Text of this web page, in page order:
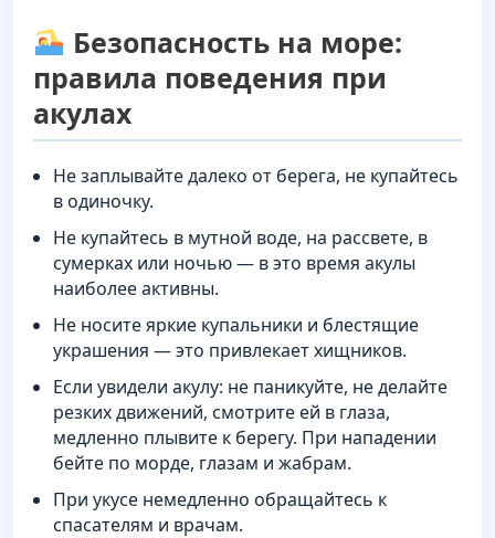
Безопасность на море:
правила поведения при
акулах
Не заплывайте далеко от берега, не купайтесь
в одиночку.
Не купайтесь в мутной воде, на рассвете, в
сумерках или ночью — в это время акулы
наиболее активны.
Не носите яркие купальники и блестящие
украшения — это привлекает хищников.
Если увидели акулу: не паникуйте, не делайте
резких движений, смотрите ей в глаза,
медленно плывите к берегу. При нападении
бейте по морде, глазам и жабрам.
При укусе немедленно обращайтесь к
спасателям и врачам.